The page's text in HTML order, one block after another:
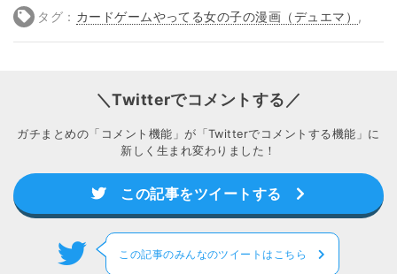
タグ： カードゲームやってる女の子の漫画（デュエマ） ,
＼Twitterでコメントする／
ガチまとめの「コメント機能」が「Twitterでコメントする機能」に
新しく生まれ変わりました！
この記事をツイートする
この記事のみんなのツイートはこちら